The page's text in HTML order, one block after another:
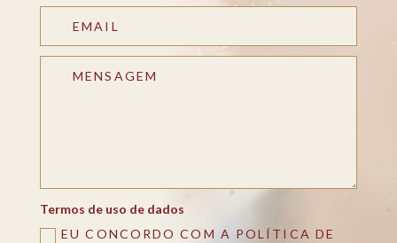
Termos de uso de dados
EU CONCORDO COM A POLÍTICA DE